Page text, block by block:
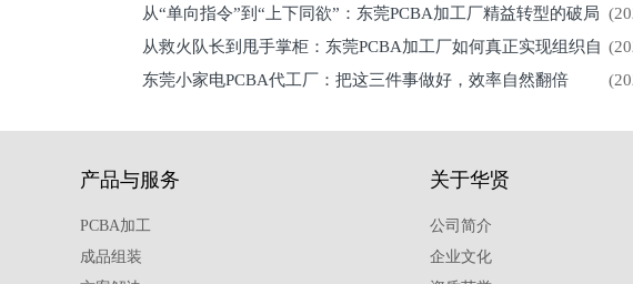
从“单向指令”到“上下同欲”：东莞PCBA加工厂精益转型的破局
关键从救火队长到甩手掌柜：东莞PCBA加工厂如何真正实现组织自
东莞小家电PCBA代工厂：把这三件事做好，效率自然翻倍
产品与服务
PCBA加工
成品组装
关于华贤
公司简介
企业文化